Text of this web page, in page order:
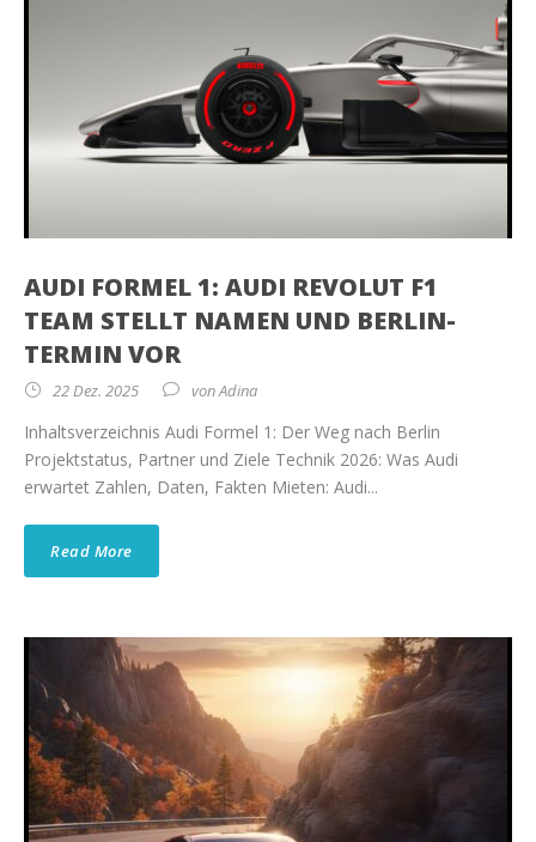
AUDI FORMEL 1: AUDI REVOLUT F1
TEAM STELLT NAMEN UND BERLIN-
TERMIN VOR
22 Dez. 2025 vonAdina
Inhaltsverzeichnis Audi Formel 1: Der Weg nach Berlin
Projektstatus, Partner und Ziele Technik 2026: Was Audi
erwartet Zahlen, Daten, Fakten Mieten: Audi...
Read More